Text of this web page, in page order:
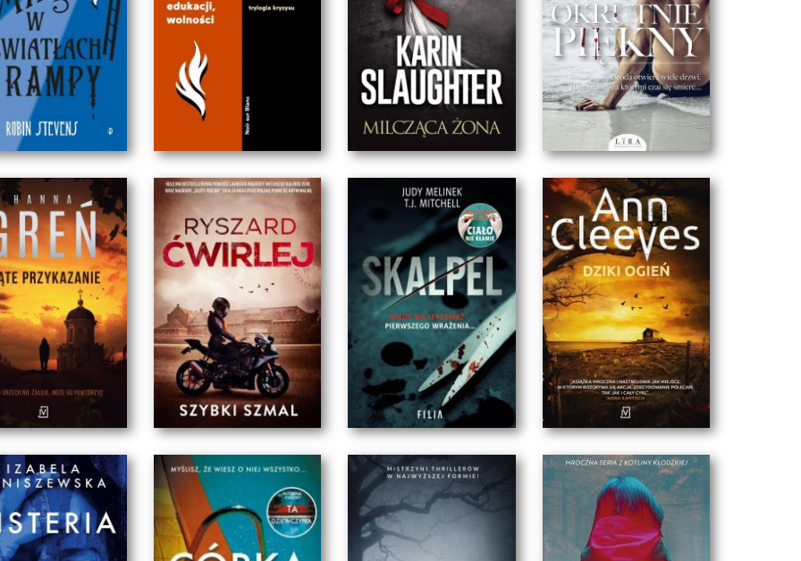
SIOSTRA NIEZBITY DOWÓD POWIEM TYLKO RAZ ŚMIECH BOGÓW
W ŚWIATŁACH
RAMPY
CHLEBA, EDUKACJI,
WOLNOŚCI. TRYLOGIA
KR...
MILCZĄCA ŻONA OKRUTNIE PIĘKNY